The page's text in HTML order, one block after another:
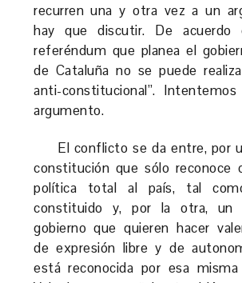
recurren una y otra vez a un
hay que discutir. De acuerdo
referéndum que planea el
de Cataluña no se puede
anti-constitucional”.
argumento.
El conflicto se da entre, por
constitución que sólo reconoce
política total al país, tal
constituido y, por la otra, un
gobierno que quieren hacer
de expresión libre y de
está reconocida por esa